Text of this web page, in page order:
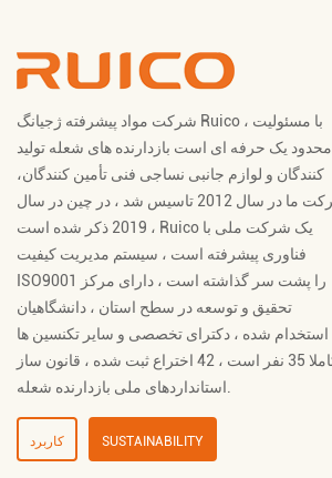
شرکت مواد پیشرفته ژجیانگ Ruico ، با مسئولیت
محدود یک حرفه ای است بازدارنده های شعله تولید
کنندگان و لوازم جانبی نساجی فنی تأمین کنندگان،
شرکت ما در سال 2012 تاسیس شد ، در چین در سال
2019 ذکر شده است ، Ruico یک شرکت ملی با
فناوری پیشرفته است ، سیستم مدیریت کیفیت
ISO9001 را پشت سر گذاشته است ، دارای مرکز
تحقیق و توسعه در سطح استان ، دانشگاهیان
استخدام شده ، دکترای تخصصی و سایر تکنسین ها
کاملا 35 نفر است ، 42 اختراع ثبت شده ، قانون ساز
کاربرد SUSTAINABILITY